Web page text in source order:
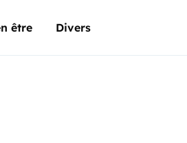
être Divers